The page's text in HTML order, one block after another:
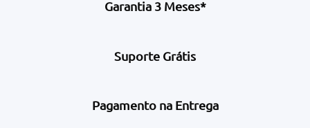
Garantia 3 Meses*
Suporte Grátis
Pagamento na Entrega